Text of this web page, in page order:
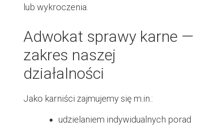
lub wykroczenia.
Adwokat sprawy karne —
zakres naszej
działalności
Jako karniści zajmujemy się m.in.:
udzielaniem indywidualnych porad